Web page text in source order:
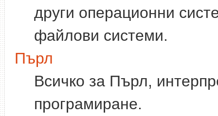
други операционни
файлови системи.
Пърл
Всичко за Пърл,
програмиране.